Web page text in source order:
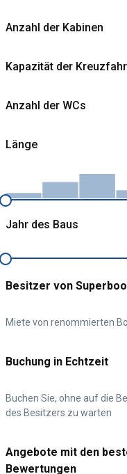
Anzahl der Kabinen
Kapazität der
Anzahl der WCs
Länge
Jahr des Baus
Besitzer von
Miete von renommierten
Buchung in Echtzeit
Buchen Sie, ohne auf die
des Besitzers zu warten
Angebote mit den
Bewertungen